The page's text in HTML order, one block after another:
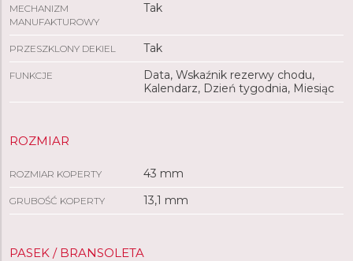
MECHANIZM
MANUFAKTUROWY
Tak
PRZESZKLONY DEKIEL Tak
FUNKCJE
Data, Wskaźnik rezerwy chodu,
Kalendarz, Dzień tygodnia, Miesiąc
ROZMIAR
ROZMIAR KOPERTY 43 mm
GRUBOŚĆ KOPERTY 13,1 mm
PASEK / BRANSOLETA